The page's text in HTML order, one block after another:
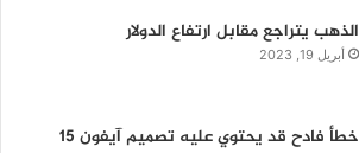
الذهب يتراجع مقابل ارتفاع الدولار
أبريل 19, 2023
خطأ فادح قد يحتوي عليه تصميم آيفون 15